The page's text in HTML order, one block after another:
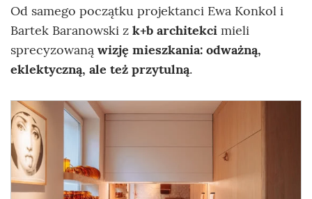
Od samego początku projektanci Ewa Konkol i
Bartek Baranowski z k+b architekci mieli
sprecyzowaną wizję mieszkania: odważną,
eklektyczną, ale też przytulną.